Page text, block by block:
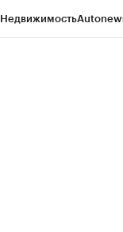
Недвижимость